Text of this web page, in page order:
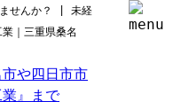
ませんか？ | 未経
｜三重県桑名